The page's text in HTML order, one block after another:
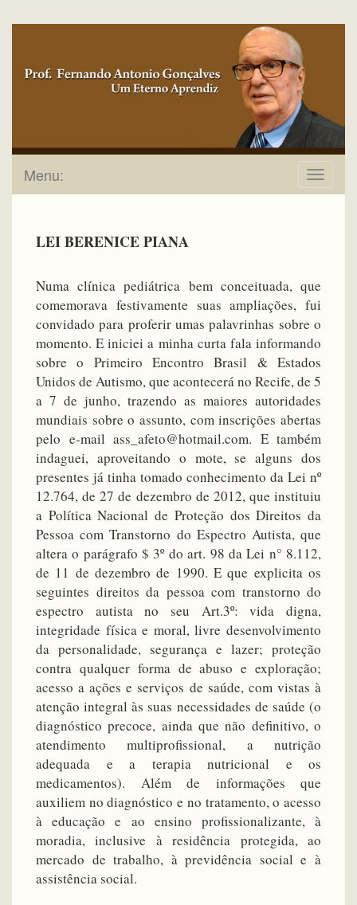
Toggle
Menu:
LEI BERENICE PIANA
Numa clínica pediátrica bem conceituada, que
comemorava festivamente suas ampliações, fui
convidado para proferir umas palavrinhas sobre o
momento. E iniciei a minha curta fala informando
sobre o Primeiro Encontro Brasil & Estados
Unidos de Autismo, que acontecerá no Recife, de 5
a 7 de junho, trazendo as maiores autoridades
mundiais sobre o assunto, com inscrições abertas
pelo e-mail ass_afeto@hotmail.com. E também
indaguei, aproveitando o mote, se alguns dos
presentes já tinha tomado conhecimento da Lei nº
12.764, de 27 de dezembro de 2012, que instituiu
a Política Nacional de Proteção dos Direitos da
Pessoa com Transtorno do Espectro Autista, que
altera o parágrafo $ 3º do art. 98 da Lei n° 8.112,
de 11 de dezembro de 1990. E que explicita os
seguintes direitos da pessoa com transtorno do
espectro autista no seu Art.3º: vida digna,
integridade física e moral, livre desenvolvimento
da personalidade, segurança e lazer; proteção
contra qualquer forma de abuso e exploração;
acesso a ações e serviços de saúde, com vistas à
atenção integral às suas necessidades de saúde (o
diagnóstico precoce, ainda que não definitivo, o
atendimento multiprofissional, a nutrição
adequada e a terapia nutricional e os
medicamentos). Além de informações que
auxiliem no diagnóstico e no tratamento, o acesso
à educação e ao ensino profissionalizante, à
moradia, inclusive à residência protegida, ao
mercado de trabalho, à previdência social e à
assistência social.